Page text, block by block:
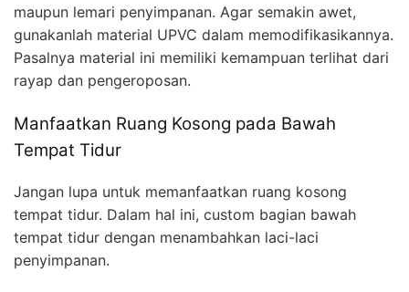
maupun lemari penyimpanan. Agar semakin awet,
gunakanlah material UPVC dalam memodifikasikannya.
Pasalnya material ini memiliki kemampuan terlihat dari
rayap dan pengeroposan.
Manfaatkan Ruang Kosong pada Bawah
Tempat Tidur
Jangan lupa untuk memanfaatkan ruang kosong
tempat tidur. Dalam hal ini, custom bagian bawah
tempat tidur dengan menambahkan laci-laci
penyimpanan.